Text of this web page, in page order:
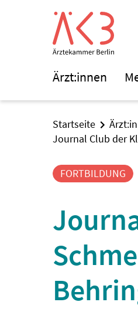
Ärzt:innen
Startseite
Journal Club der
FORTBILDUNG